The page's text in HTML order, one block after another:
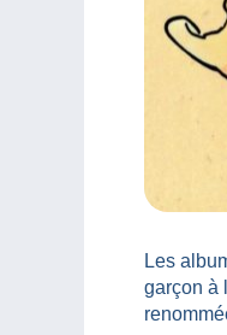
Les
garçon à